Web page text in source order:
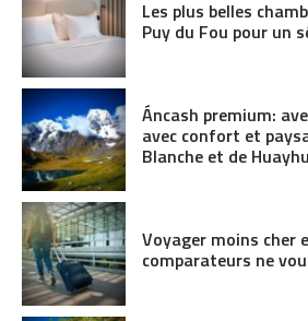
Les plus belles
Puy du Fou pour un
Áncash premium:
avec confort et
Blanche et de
Voyager moins cher
comparateurs ne